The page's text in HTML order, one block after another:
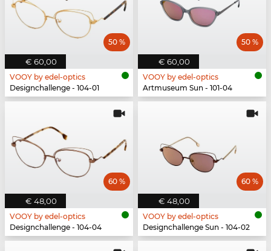
€ 60,00
50 %
VOOY by edel-optics
Designchallenge - 104-01
€ 60,00
50 %
VOOY by edel-optics
Artmuseum Sun - 101-04
€ 48,00
60 %
VOOY by edel-optics
Designchallenge - 104-04
€ 48,00
60 %
VOOY by edel-optics
Designchallenge Sun - 104-02